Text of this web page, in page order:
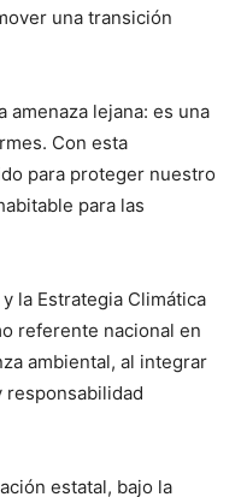
una transición
amenaza lejana: es una
Con esta
para proteger nuestro
para las
la Estrategia Climática
referente nacional en
ambiental, al integrar
estatal, bajo la